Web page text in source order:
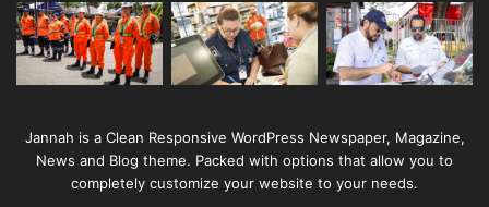
Jannah is a Clean Responsive WordPress Newspaper, Magazine,
News and Blog theme. Packed with options that allow you to
completely customize your website to your needs.